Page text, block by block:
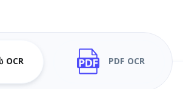
OCR PDF OCR